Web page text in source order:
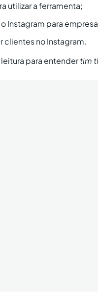
utilizar a ferramenta;
Instagram para
clientes no Instagram.
para entendertim